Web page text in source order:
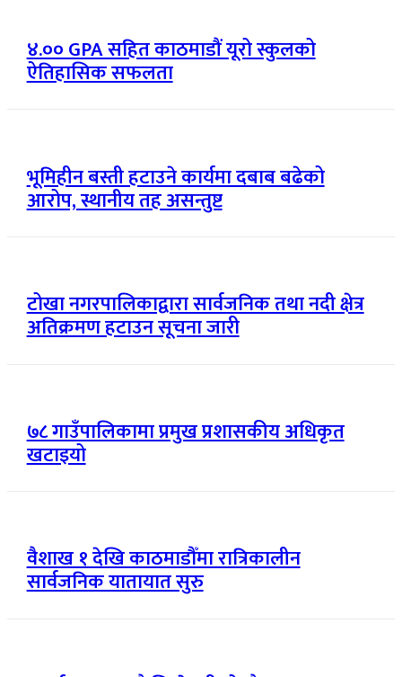
४.०० GPA सहित काठमाडौं यूरो स्कुलको
ऐतिहासिक सफलता
भूमिहीन बस्ती हटाउने कार्यमा दबाब बढेको
आरोप, स्थानीय तह असन्तुष्ट
टोखा नगरपालिकाद्वारा सार्वजनिक तथा नदी क्षेत्र
अतिक्रमण हटाउन सूचना जारी
७८ गाउँपालिकामा प्रमुख प्रशासकीय अधिकृत
खटाइयो
वैशाख १ देखि काठमाडौँमा रात्रिकालीन
सार्वजनिक यातायात सुरु